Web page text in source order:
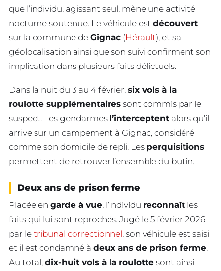
que l’individu, agissant seul, mène une activité
nocturne soutenue. Le véhicule est découvert
sur la commune de Gignac (Hérault), et sa
géolocalisation ainsi que son suivi confirment son
implication dans plusieurs faits délictuels.
Dans la nuit du 3 au 4 février, six vols à la
roulotte supplémentaires sont commis par le
suspect. Les gendarmes l’interceptent alors qu’il
arrive sur un campement à Gignac, considéré
comme son domicile de repli. Les perquisitions
permettent de retrouver l’ensemble du butin.
Deux ans de prison ferme
Placée en garde à vue, l’individu reconnaît les
faits qui lui sont reprochés. Jugé le 5 février 2026
par le tribunal correctionnel, son véhicule est saisi
et il est condamné à deux ans de prison ferme.
Au total, dix-huit vols à la roulotte sont ainsi